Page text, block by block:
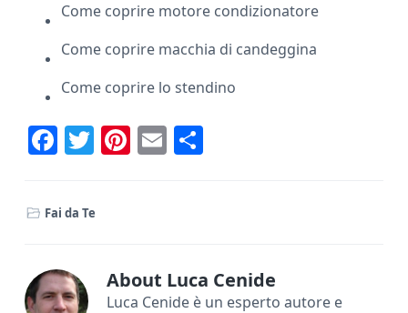
Come coprire motore condizionatore
Come coprire macchia di candeggina
Come coprire lo stendino
F
e
b
ok
T
te
Pi E C
di
Fai da Te
About Luca Cenide
Luca Cenide è un esperto autore e